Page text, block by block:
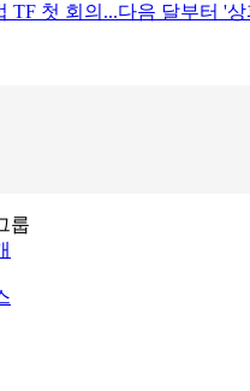
TF 첫 회의...다음 달부터 '
룹